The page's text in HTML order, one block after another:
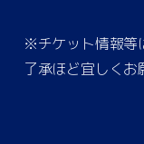
※チケット情報等
了承ほど宜しくお